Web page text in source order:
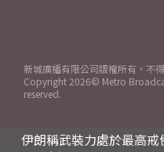
伊朗稱武裝力處於最高戒
新城廣播有限公司版權所有，不
Copyright 2026© Metro
reserved.